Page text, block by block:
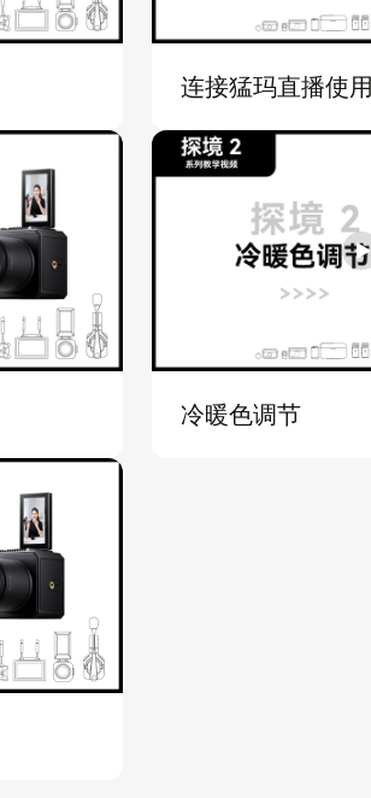
连接猛玛直播使用
冷暖色调节